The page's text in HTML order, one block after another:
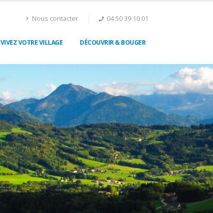
Nous contacter 04 50 39 10 01
VIVEZ VOTRE VILLAGE DÉCOUVRIR & BOUGER